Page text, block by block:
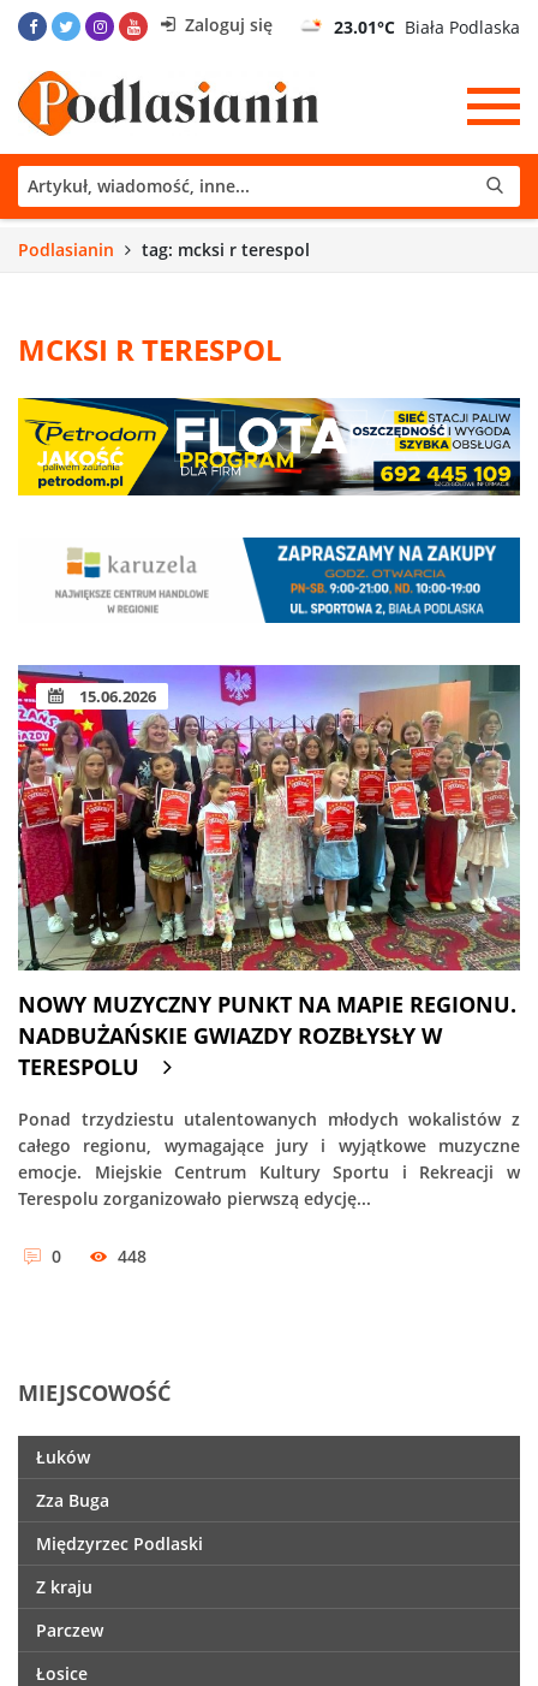
Zaloguj się 23.01°C Biała Podlaska
Podlasianin tag: mcksi r terespol
MCKSI R TERESPOL
15.06.2026
NOWY MUZYCZNY PUNKT NA MAPIE REGIONU.
NADBUŻAŃSKIE GWIAZDY ROZBŁYSŁY W
TERESPOLU
Ponad trzydziestu utalentowanych młodych wokalistów z
całego regionu, wymagające jury i wyjątkowe muzyczne
emocje. Miejskie Centrum Kultury Sportu i Rekreacji w
Terespolu zorganizowało pierwszą edycję...
0 448
MIEJSCOWOŚĆ
Łuków
Zza Buga
Międzyrzec Podlaski
Z kraju
Parczew
Łosice